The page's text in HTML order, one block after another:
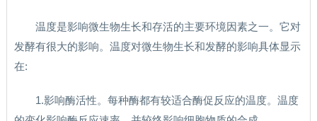
温度是影响微生物生长和存活的主要环境因素之一。它对
发酵有很大的影响。温度对微生物生长和发酵的影响具体显示
在:
1.影响酶活性。每种酶都有较适合酶促反应的温度。温度